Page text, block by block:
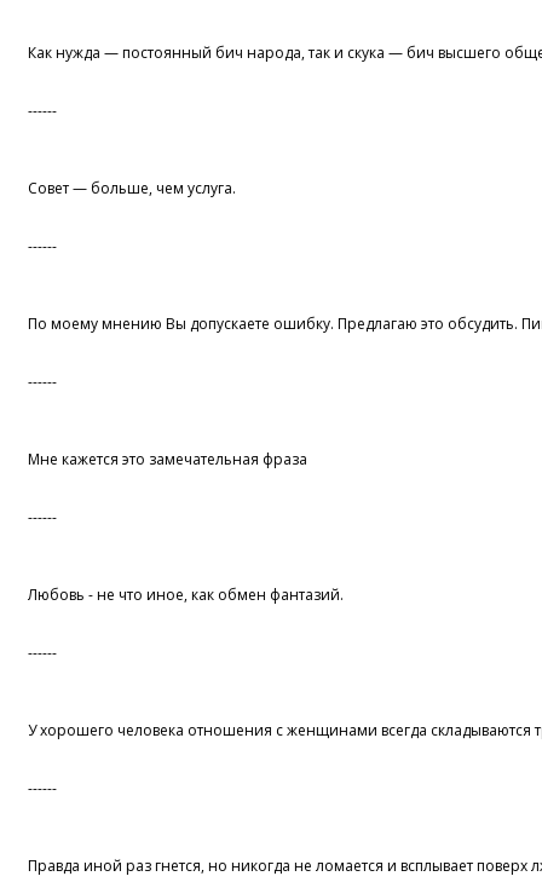
Как нужда — постоянный бич народа, так и скука — бич высшего
------
Совет — больше, чем услуга.
------
По моему мнению Вы допускаете ошибку. Предлагаю это обсудить.
------
Мне кажется это замечательная фраза
------
Любовь - не что иное, как обмен фантазий.
------
У хорошего человека отношения с женщинами всегда складываются
------
Правда иной раз гнется, но никогда не ломается и всплывает